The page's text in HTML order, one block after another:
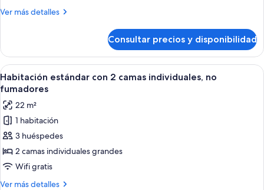
no
size)
Ver más detalles
Más
estándar
doble,
no
fumadores
size)
Consultar precios y disponibilidad
Abrir
todas
las
fotos
de
Habitación
estándar
con
2
Una habitación de hotel con dos
11
Habitación estándar con 2 camas individuales, no
fumadores
22 m²
1 habitación
3 huéspedes
2 camas individuales grandes
Wifi gratis
Ver más detalles
Más